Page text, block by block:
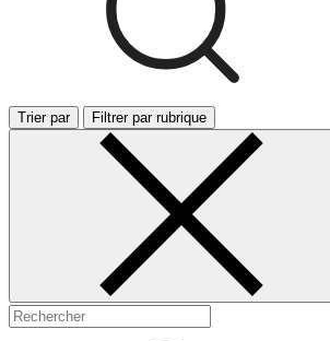
Trier par Filtrer par rubrique